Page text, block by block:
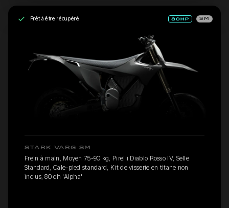
Prêt à être récupéré SM
STARK VARG SM
Frein à main, Moyen 75-90 kg, Pirelli Diablo Rosso IV, Selle
Standard, Cale-pied standard, Kit de visserie en titane non
inclus, 80 ch 'Alpha'